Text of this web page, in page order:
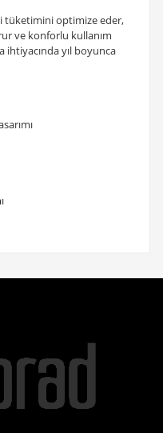
tüketimini optimize eder,
ve konforlu kullanım
ihtiyacında yıl boyunca